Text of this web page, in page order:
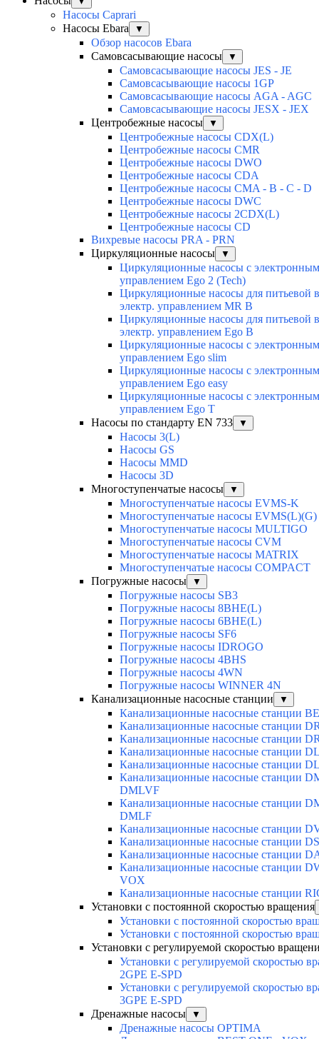
Насосы Caprari
Насосы Ebara
▼
Обзор насосов Ebara
Самовсасывающие насосы
▼
Самовсасывающие насосы JES - JE
Самовсасывающие насосы 1GP
Самовсасывающие насосы AGA - AGC
Самовсасывающие насосы JESX - JEX
Центробежные насосы
▼
Центробежные насосы CDX(L)
Центробежные насосы CMR
Центробежные насосы DWO
Центробежные насосы CDA
Центробежные насосы CMA - B - C - D
Центробежные насосы DWC
Центробежные насосы 2CDX(L)
Центробежные насосы CD
Вихревые насосы PRA - PRN
Циркуляционные насосы
▼
Циркуляционные насосы с электронным
управлением Ego 2 (Tech)
Циркуляционные насосы для питьевой
электр. управлением MR B
Циркуляционные насосы для питьевой
электр. управлением Ego B
Циркуляционные насосы с электронным
управлением Ego slim
Циркуляционные насосы с электронным
управлением Ego easy
Циркуляционные насосы с электронным
управлением Ego T
Насосы по стандарту EN 733
▼
Насосы 3(L)
Насосы GS
Насосы MMD
Насосы 3D
Многоступенчатые насосы
▼
Многоступенчатые насосы EVMS-K
Многоступенчатые насосы EVMS(L)(G)
Многоступенчатые насосы MULTIGO
Многоступенчатые насосы CVM
Многоступенчатые насосы MATRIX
Многоступенчатые насосы COMPACT
Погружные насосы
▼
Погружные насосы SB3
Погружные насосы 8BHE(L)
Погружные насосы 6BHE(L)
Погружные насосы SF6
Погружные насосы IDROGO
Погружные насосы 4BHS
Погружные насосы 4WN
Погружные насосы WINNER 4N
Канализационные насосные станции
▼
Канализационные насосные станции
Канализационные насосные станции
Канализационные насосные станции
Канализационные насосные станции
Канализационные насосные станции
Канализационные насосные станции
DMLVF
Канализационные насосные станции
DMLF
Канализационные насосные станции
Канализационные насосные станции
Канализационные насосные станции
Канализационные насосные станции
VOX
Канализационные насосные станции
Установки с постоянной скоростью вращения
Установки с постоянной скоростью
Установки с постоянной скоростью
Установки с регулируемой скоростью
Установки с регулируемой скоростью
2GPE E-SPD
Установки с регулируемой скоростью
3GPE E-SPD
Дренажные насосы
▼
Дренажные насосы OPTIMA